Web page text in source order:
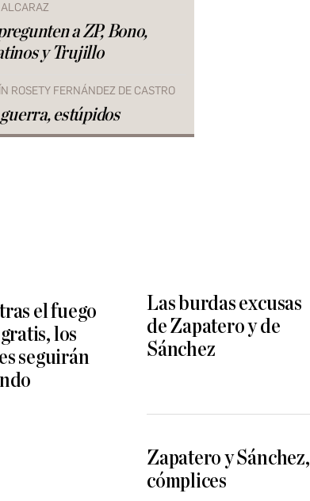
a ZP, Bono,
y Trujillo
ROSETY FERNÁNDEZ DE CASTRO
estúpidos
el fuego
los
seguirán
Las burdas excusas
de Zapatero y de
Sánchez
Zapatero y Sánchez,
cómplices